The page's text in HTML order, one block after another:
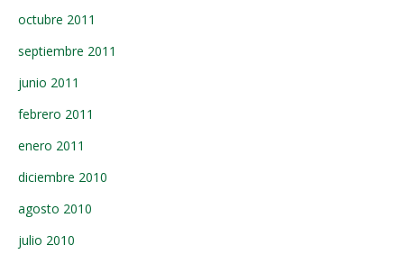
octubre 2011
septiembre 2011
junio 2011
febrero 2011
enero 2011
diciembre 2010
agosto 2010
julio 2010